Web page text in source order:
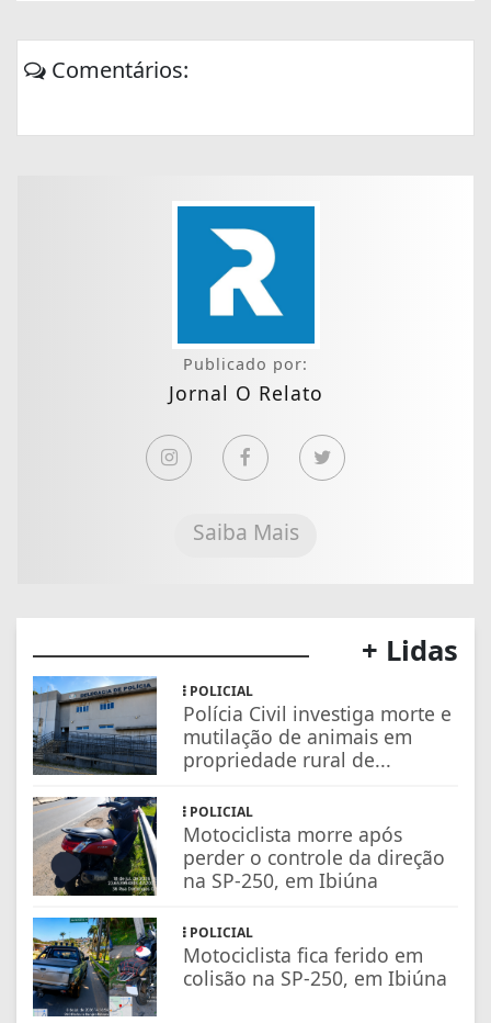
Comentários:
Publicado por:
Jornal O Relato
Saiba Mais
+ Lidas
POLICIAL
Polícia Civil investiga morte e
mutilação de animais em
propriedade rural de...
POLICIAL
Motociclista morre após
perder o controle da direção
na SP-250, em Ibiúna
POLICIAL
Motociclista fica ferido em
colisão na SP-250, em Ibiúna